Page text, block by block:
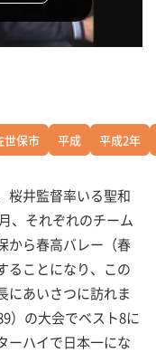
世保市 平成 平成2年
桜井監督率いる聖和
、それぞれのチーム
から春高バレー（春
ることになり、この
にあいさつに訪れま
）の大会でベスト8に
ーハイで日本一にな